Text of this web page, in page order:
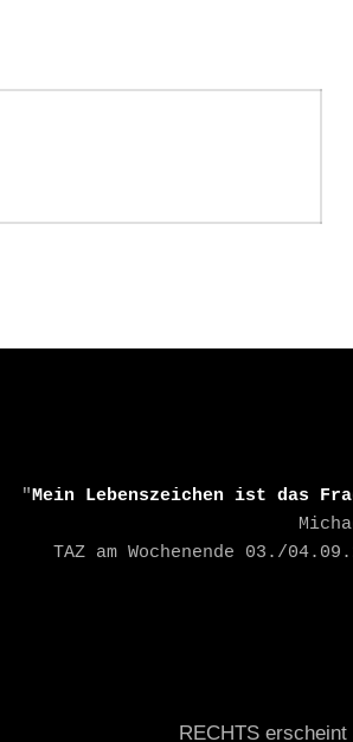
    "
Mein Lebenszeichen ist das
TAZ am Wochenende 03./
RECHTS